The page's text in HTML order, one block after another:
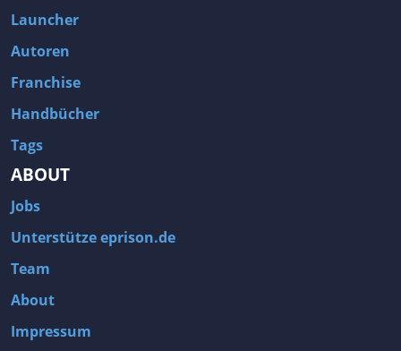
Launcher
Autoren
Franchise
Handbücher
Tags
ABOUT
Jobs
Unterstütze eprison.de
Team
About
Impressum